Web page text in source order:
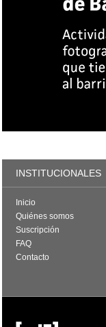
INSTITUCIONALES
Inicio
Quiénes somos
Suscripción
FAQ
Contacto